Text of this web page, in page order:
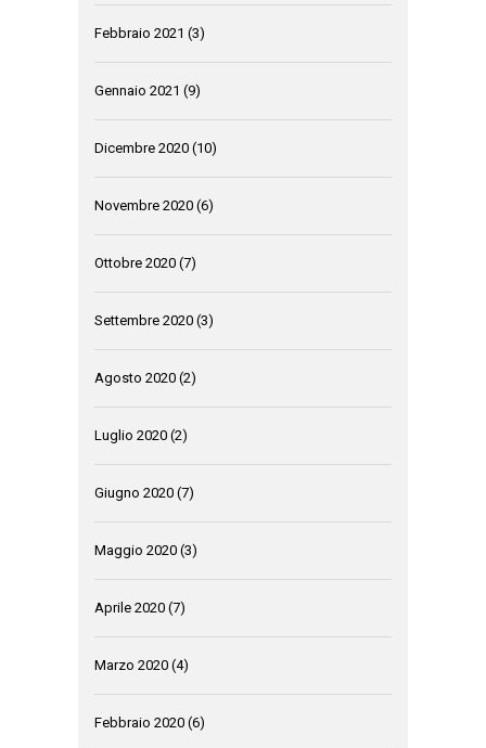
Febbraio 2021 (3)
Gennaio 2021 (9)
Dicembre 2020 (10)
Novembre 2020 (6)
Ottobre 2020 (7)
Settembre 2020 (3)
Agosto 2020 (2)
Luglio 2020 (2)
Giugno 2020 (7)
Maggio 2020 (3)
Aprile 2020 (7)
Marzo 2020 (4)
Febbraio 2020 (6)